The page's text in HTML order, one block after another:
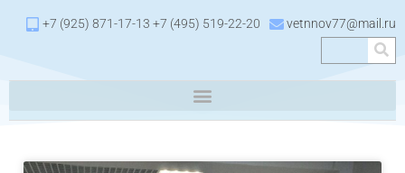
+7 (925) 871-17-13 +7 (495) 519-22-20 vetnnov77@mail.ru